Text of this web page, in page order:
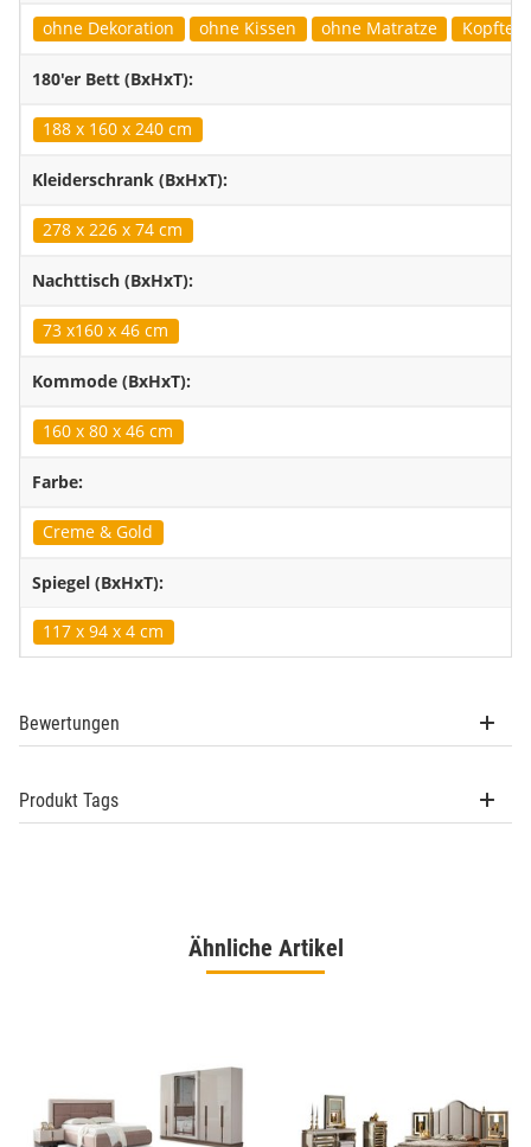
ohne Dekoration ohne Kissen ohne Matratze Kopfteil
180'er Bett (BxHxT):
188 x 160 x 240 cm
Kleiderschrank (BxHxT):
278 x 226 x 74 cm
Nachttisch (BxHxT):
73 x160 x 46 cm
Kommode (BxHxT):
160 x 80 x 46 cm
Farbe:
Creme & Gold
Spiegel (BxHxT):
117 x 94 x 4 cm
Bewertungen
Produkt Tags
Ähnliche Artikel